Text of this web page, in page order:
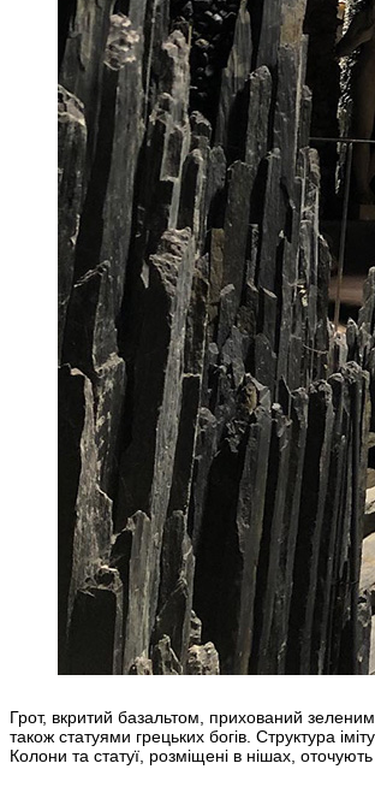
Грот, вкритий базальтом, прихований
також статуями грецьких богів. Структура
Колони та статуї, розміщені в нішах,